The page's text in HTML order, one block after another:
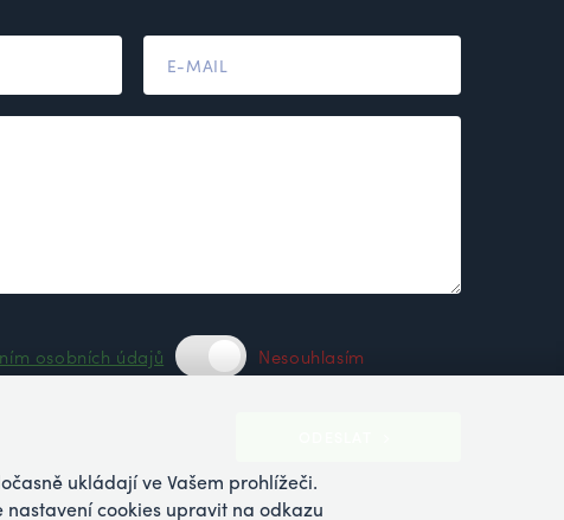
osobních údajů Nesouhlasím
ukládají ve Vašem prohlížeči.
cookies upravit na odkazu